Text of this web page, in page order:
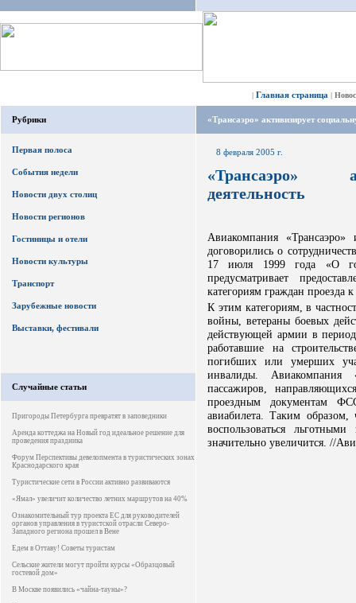
| Главная страница |
Рубрики
Первая полоса
События недели
Новости двух столиц
Новости регионов
Гостиницы и отели
Новости культуры
Транспорт
Зарубежные новости
Выставки, фестивали
Случайные статьи
Пригороды Петербурга превратят в заповедники
Аренда коттеджа на Новый год идеальное решение для
проведения праздника
Форум Перспективы девелопмента в туристических зонах
Краснодарского края
Туристические сети в России активно развиваются
«Ямал» увеличит количество летних маршрутов на 40%
Ознакомительный тур проекта ЕС для руководителей
органов управления в туристской отрасли Северо-
Западного региона прошел в Вене
Едем в Оттаву! Советы туристам
Сельские жители могут пройти курсы «Образцовый
гостевой дом»
В Москве появились «чайна-тауны»?
«Трансаэро» активизирует
8 февраля 2005 г.
«Трансаэро»
деятельность
Авиакомпания
договорились о
17 июля 1999 года «О
предусматривает
категориям граждан проезда
К этим категориям, в
войны, ветераны боевых
действующей армии в
работавшие на
погибших или умерших
инвалиды. Авиакомпания
пассажиров,
проездным документам
авиабилета. Таким образом,
воспользоваться
значительно увеличится. //